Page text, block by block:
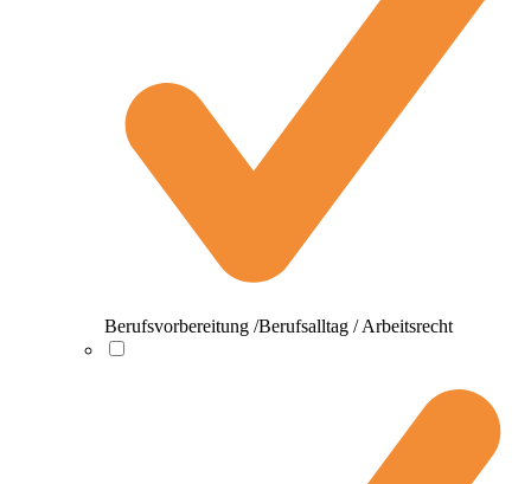
Berufsvorbereitung /Berufsalltag / Arbeitsrecht